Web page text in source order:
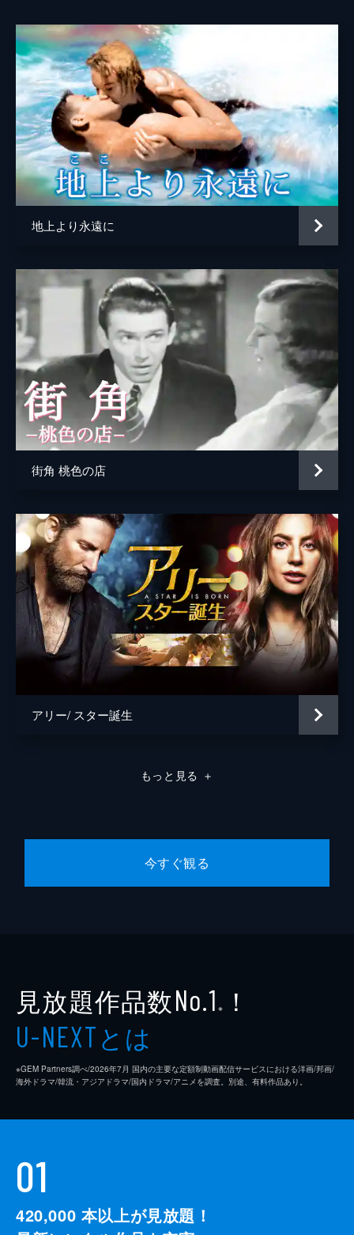
フォーチュニオ・ボナノヴァ
監督
脚本 フランク・バトラー
フランク・キャヴェット
原作 レオ・マッケリー
音楽 ジェームズ・ヴァン・ヒューゼン
ロバート・エメット・ドーラン
地上より永遠に
街角 桃色の店
アリー/ スター誕生
もっと見る ＋
今すぐ観る
見放題作品数No.1 ※ ！
U-NEXTとは
※GEM Partners調べ/2026年7⽉ 国内の主要な定額制動画配信サービスにおける洋画/邦画/
海外ドラマ/韓流・アジアドラマ/国内ドラマ/アニメを調査。別途、有料作品あり。
01
420,000 本以上が見放題！